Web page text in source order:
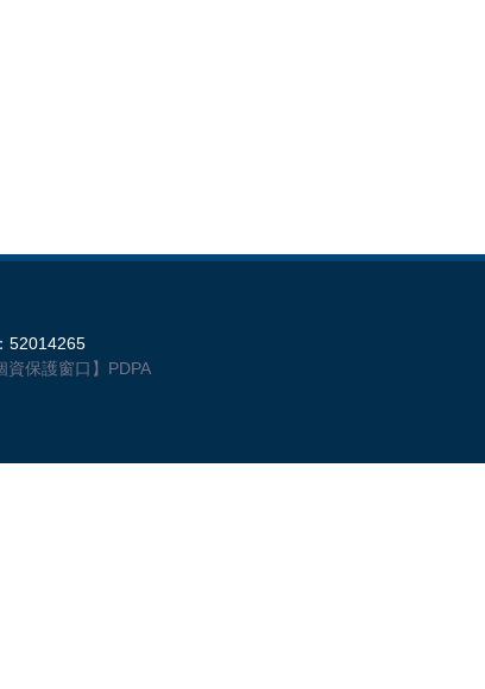
52014265
資保護窗口】 PDPA